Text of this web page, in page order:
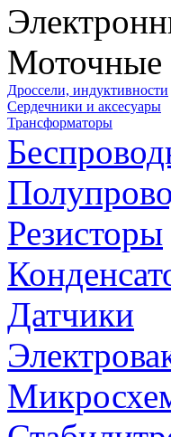
Моточные
Дроссели, индуктивности
Сердечники и аксесуары
Трансформаторы
Резисторы
Датчики